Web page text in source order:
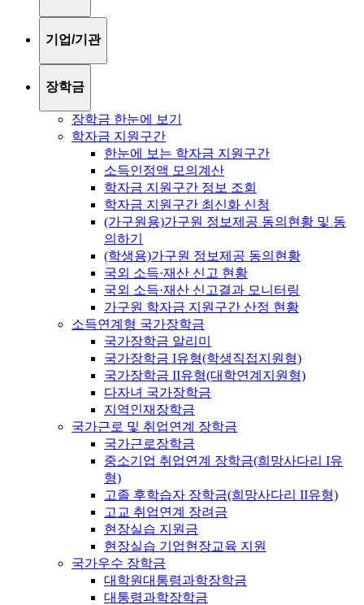
기업/기관
장학금
장학금 한눈에 보기
학자금 지원구간
한눈에 보는 학자금 지원구간
소득인정액 모의계산
학자금 지원구간 정보 조회
학자금 지원구간 최신화 신청
(가구원용)가구원 정보제공 동의현황 및 동
의하기
(학생용)가구원 정보제공 동의현황
국외 소득·재산 신고 현황
국외 소득·재산 신고결과 모니터링
가구원 학자금 지원구간 산정 현황
소득연계형 국가장학금
국가장학금 알리미
국가장학금 I유형(학생직접지원형)
국가장학금 II유형(대학연계지원형)
다자녀 국가장학금
지역인재장학금
국가근로 및 취업연계 장학금
국가근로장학금
중소기업 취업연계 장학금(희망사다리 I유
형)
고졸 후학습자 장학금(희망사다리 II유형)
고교 취업연계 장려금
현장실습 지원금
현장실습 기업현장교육 지원
국가우수 장학금
대학원대통령과학장학금
대통령과학장학금